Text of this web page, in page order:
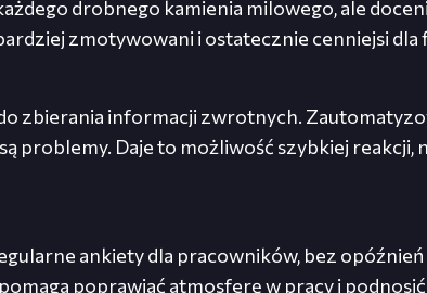
drobnego kamienia milowego, ale
zmotywowani i ostatecznie cenniejsi dla
zbierania informacji zwrotnych.
problemy. Daje to możliwość szybkiej reakcji,
ankiety dla pracowników, bez
poprawiać atmosferę w pracy i podnosić